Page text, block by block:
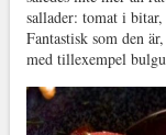
sallader: tomat i
Fantastisk som den
med tillexempel